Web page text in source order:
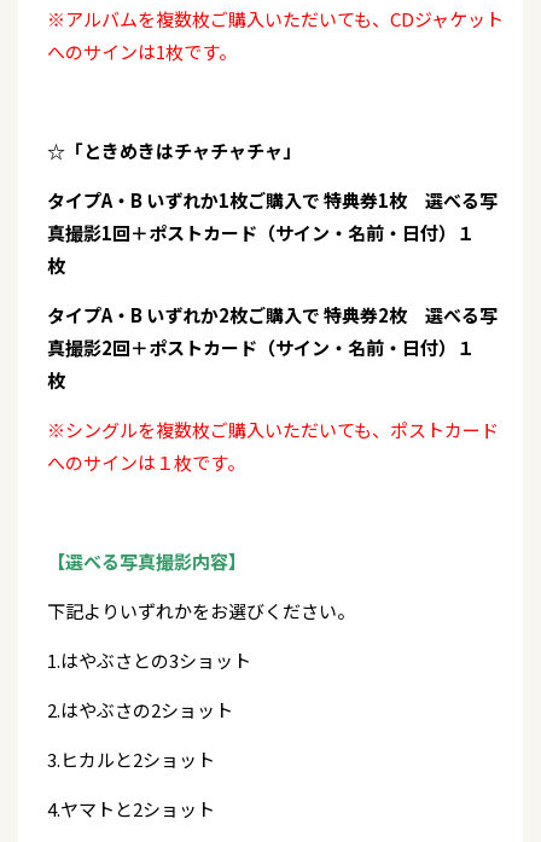
※アルバムを複数枚ご購入いただいても、CDジャケット
へのサインは1枚です。
☆「ときめきはチャチャチャ」
タイプA・B いずれか1枚ご購入で 特典券1枚 選べる写
真撮影1回＋ポストカード（サイン・名前・日付）１
枚
タイプA・B いずれか2枚ご購入で 特典券2枚 選べる写
真撮影2回＋ポストカード（サイン・名前・日付）１
枚
※シングルを複数枚ご購入いただいても、ポストカード
へのサインは１枚です。
【選べる写真撮影内容】
下記よりいずれかをお選びください。
1.はやぶさとの3ショット
2.はやぶさの2ショット
3.ヒカルと2ショット
4.ヤマトと2ショット